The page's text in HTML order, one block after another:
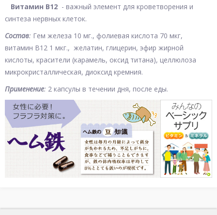
Витамин В12 - важный элемент для кроветворения и
синтеза нервных клеток.
Состав: Гем железа 10 мг., фолиевая кислота 70 мкг,
витамин В12 1 мкг., желатин, глицерин, эфир жирной
кислоты, красители (карамель, оксид титана), целлюлоза
микрокристаллическая, диоксид кремния.
Применение: 2 капсулы в течении дня, после еды.